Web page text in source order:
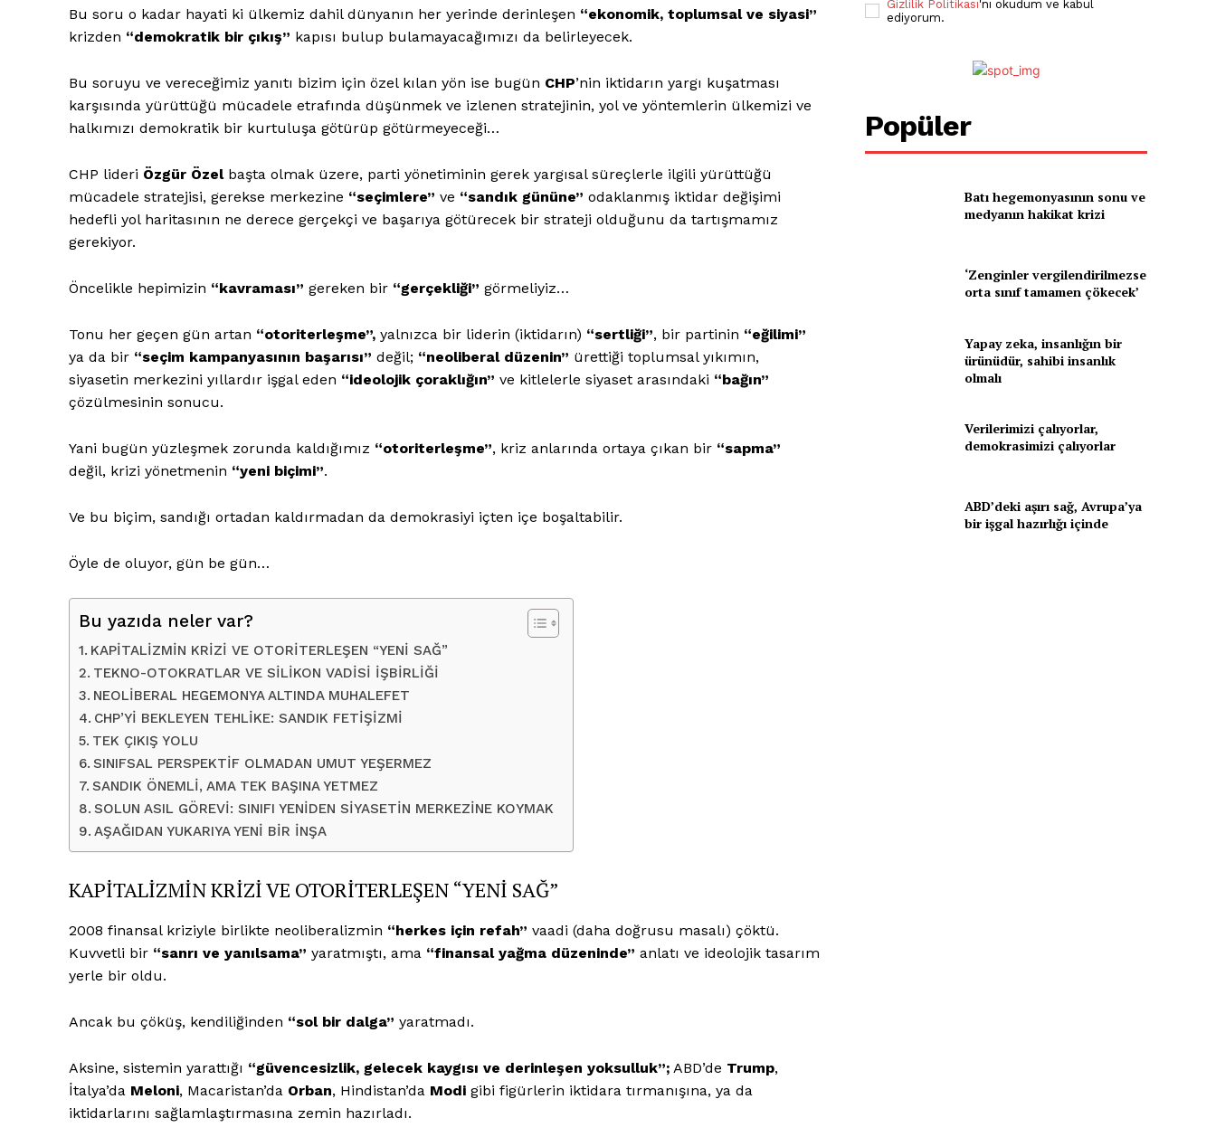
Bu soru o kadar hayati ki ülkemiz dahil dünyanın her yerinde derinleşen “ekonomik, toplumsal ve siyasi”
krizden “demokratik bir çıkış” kapısı bulup bulamayacağımızı da belirleyecek.
Bu soruyu ve vereceğimiz yanıtı bizim için özel kılan yön ise bugün CHP’nin iktidarın yargı kuşatması
karşısında yürüttüğü mücadele etrafında düşünmek ve izlenen stratejinin, yol ve yöntemlerin ülkemizi ve
halkımızı demokratik bir kurtuluşa götürüp götürmeyeceği…
CHP lideri Özgür Özelbaşta olmak üzere, parti yönetiminin gerek yargısal süreçlerle ilgili yürüttüğü
mücadele stratejisi, gerekse merkezine “seçimlere” ve “sandık gününe” odaklanmış iktidar değişimi
hedefli yol haritasının ne derece gerçekçi ve başarıya götürecek bir strateji olduğunu da tartışmamız
gerekiyor.
Öncelikle hepimizin “kavraması” gereken bir “gerçekliği” görmeliyiz…
Tonu her geçen gün artan “otoriterleşme”, yalnızca bir liderin (iktidarın) “sertliği”, bir partinin “eğilimi”
ya da bir “seçim kampanyasının başarısı” değil; “neoliberal düzenin” ürettiği toplumsal yıkımın,
siyasetin merkezini yıllardır işgal eden “ideolojik çoraklığın” ve kitlelerle siyaset arasındaki “bağın”
çözülmesinin sonucu.
Yani bugün yüzleşmek zorunda kaldığımız “otoriterleşme”, kriz anlarında ortaya çıkan bir “sapma”
değil, krizi yönetmenin “yeni biçimi”.
Ve bu biçim, sandığı ortadan kaldırmadan da demokrasiyi içten içe boşaltabilir.
Öyle de oluyor, gün be gün…
Bu yazıda neler var?
KAPİTALİZMİN KRİZİ VE OTORİTERLEŞEN “YENİ SAĞ”
TEKNO-OTOKRATLAR VE SİLİKON VADİSİ İŞBİRLİĞİ
NEOLİBERAL HEGEMONYA ALTINDA MUHALEFET
CHP’Yİ BEKLEYEN TEHLİKE: SANDIK FETİŞİZMİ
TEK ÇIKIŞ YOLU
SINIFSAL PERSPEKTİF OLMADAN UMUT YEŞERMEZ
SANDIK ÖNEMLİ, AMA TEK BAŞINA YETMEZ
SOLUN ASIL GÖREVİ: SINIFI YENİDEN SİYASETİN MERKEZİNE KOYMAK
AŞAĞIDAN YUKARIYA YENİ BİR İNŞA
KAPİTALİZMİN KRİZİ VE OTORİTERLEŞEN “YENİ SAĞ”
2008 finansal kriziyle birlikte neoliberalizmin “herkes için refah” vaadi (daha doğrusu masalı) çöktü.
Kuvvetli bir “sanrı ve yanılsama” yaratmıştı, ama “finansal yağma düzeninde” anlatı ve ideolojik tasarım
yerle bir oldu.
Ancak bu çöküş, kendiliğinden “sol bir dalga” yaratmadı.
Aksine, sistemin yarattığı “güvencesizlik, gelecek kaygısı ve derinleşen yoksulluk”; ABD’de Trump,
İtalya’da Meloni, Macaristan’da Orban, Hindistan’da Modi gibi figürlerin iktidara tırmanışına, ya da
iktidarlarını sağlamlaştırmasına zemin hazırladı.
Gizlilik Politikası'nı okudum ve kabul
ediyorum.
Popüler
Batı hegemonyasının sonu ve
medyanın hakikat krizi
‘Zenginler vergilendirilmezse
orta sınıf tamamen çökecek’
Yapay zeka, insanlığın bir
ürünüdür, sahibi insanlık
olmalı
Verilerimizi çalıyorlar,
demokrasimizi çalıyorlar
ABD’deki aşırı sağ, Avrupa’ya
bir işgal hazırlığı içinde